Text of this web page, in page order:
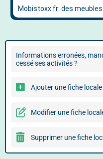
Informations erronées,
cessé ses activités ?
Ajouter une fiche locale
Modifier une fiche
Supprimer une fiche